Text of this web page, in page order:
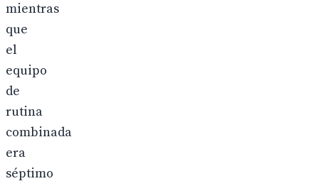
mientras
que
el
equipo
de
rutina
combinada
era
séptimo